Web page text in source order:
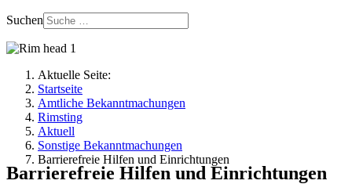
Suchen
Aktuelle Seite:
Startseite
Amtliche Bekanntmachungen
Rimsting
Aktuell
Sonstige Bekanntmachungen
Barrierefreie Hilfen und Einrichtungen
Barrierefreie Hilfen und Einrichtungen